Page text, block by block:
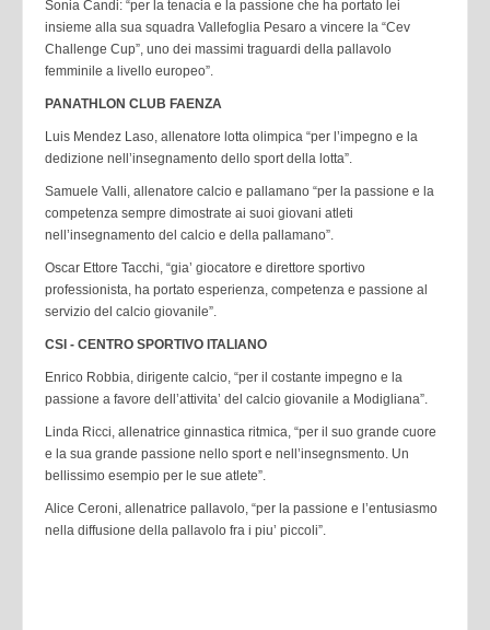
Sonia Candi: “per la tenacia e la passione che ha portato lei
insieme alla sua squadra Vallefoglia Pesaro a vincere la “Cev
Challenge Cup”, uno dei massimi traguardi della pallavolo
femminile a livello europeo”.
PANATHLON CLUB FAENZA
Luis Mendez Laso, allenatore lotta olimpica “per l’impegno e la
dedizione nell’insegnamento dello sport della lotta”.
Samuele Valli, allenatore calcio e pallamano “per la passione e la
competenza sempre dimostrate ai suoi giovani atleti
nell’insegnamento del calcio e della pallamano”.
Oscar Ettore Tacchi, “gia’ giocatore e direttore sportivo
professionista, ha portato esperienza, competenza e passione al
servizio del calcio giovanile”.
CSI - CENTRO SPORTIVO ITALIANO
Enrico Robbia, dirigente calcio, “per il costante impegno e la
passione a favore dell’attivita’ del calcio giovanile a Modigliana”.
Linda Ricci, allenatrice ginnastica ritmica, “per il suo grande cuore
e la sua grande passione nello sport e nell’insegnsmento. Un
bellissimo esempio per le sue atlete”.
Alice Ceroni, allenatrice pallavolo, “per la passione e l’entusiasmo
nella diffusione della pallavolo fra i piu’ piccoli”.